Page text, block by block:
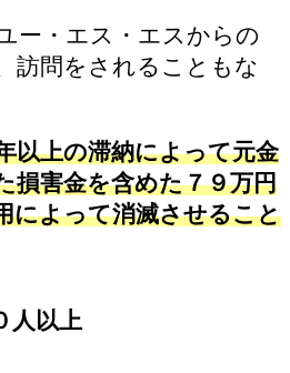
ー・エス・エスからの
訪問をされることもな
以上の滞納によって元金
損害金を含めた７９万円
によって消滅させること
人以上